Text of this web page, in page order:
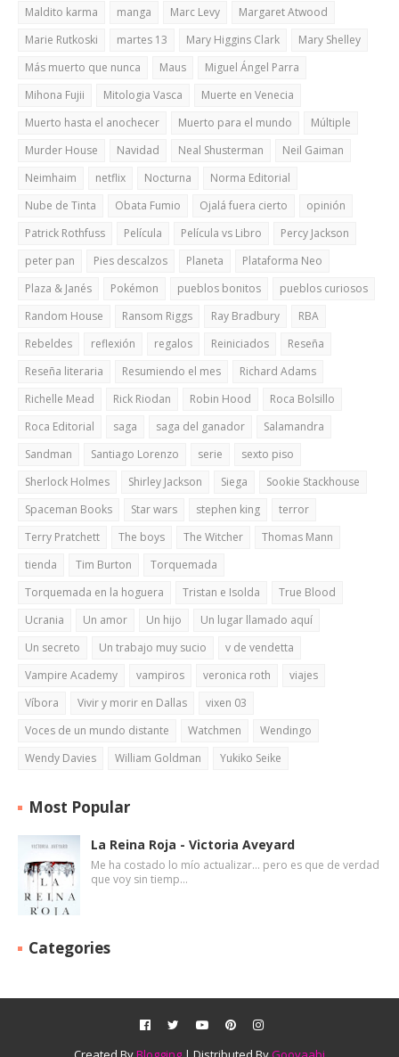
Maldito karma
manga Marc Levy
Margaret Atwood
Marie Rutkoski
martes 13 Mary Higgins Clark
Mary Shelley
Más muerto que nunca
Maus
Miguel Ángel Parra
Mihona Fujii
Mitologia Vasca
Muerte en Venecia
Muerto hasta el anochecer
Muerto para el mundo
Múltiple
Murder House
Navidad Neal Shusterman
Neil Gaiman
Neimhaim
netflix Nocturna
Norma Editorial
Nube de Tinta
Obata Fumio Ojalá fuera cierto
opinión
Patrick Rothfuss
Película Película vs Libro
Percy Jackson
peter pan
Pies descalzos Planeta
Plataforma Neo
Plaza & Janés
Pokémon pueblos bonitos
pueblos curiosos
Random House
Ransom Riggs Ray Bradbury
RBA
Rebeldes
reflexión regalos Reiniciados
Reseña
Reseña literaria
Resumiendo el mes
Richard Adams
Richelle Mead
Rick Riodan Robin Hood
Roca Bolsillo
Roca Editorial
saga saga del ganador
Salamandra
Sandman
Santiago Lorenzo serie
sexto piso
Sherlock Holmes
Shirley Jackson Siega
Sookie Stackhouse
Spaceman Books
Star wars stephen king
terror
Terry Pratchett
The boys The Witcher
Thomas Mann
tienda
Tim Burton
Torquemada
Torquemada en la hoguera
Tristan e Isolda
True Blood
Ucrania
Un amor Un hijo
Un lugar llamado aquí
Un secreto
Un trabajo muy sucio
v de vendetta
Vampire Academy
vampiros veronica roth
viajes
Víbora
Vivir y morir en Dallas
vixen 03
Voces de un mundo distante
Watchmen
Wendingo
Wendy Davies
William Goldman Yukiko Seike
Most Popular
La Reina Roja - Victoria Aveyard
Me ha costado lo mío actualizar... pero es que de verdad
que voy sin tiemp…
Categories